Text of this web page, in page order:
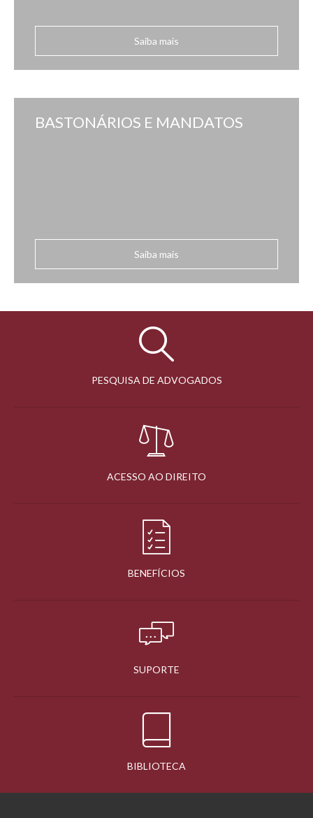
Saiba mais
BASTONÁRIOS E MANDATOS
Saiba mais
PESQUISA DE ADVOGADOS
ACESSO AO DIREITO
BENEFÍCIOS
SUPORTE
BIBLIOTECA